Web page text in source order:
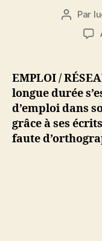
Auteur
l’article
Par
EMPLOI /
longue durée
d’emploi dans
grâce à ses
faute